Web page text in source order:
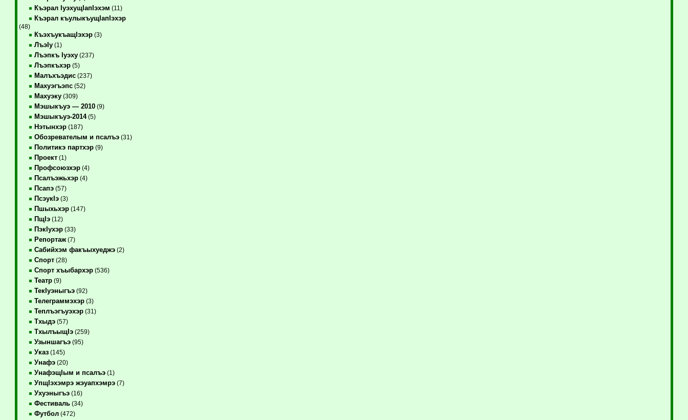
Къэрал IуэхущIапIэхэм (11)
Къэрал къулыкъущIапIэхэр
(48)
КъэхъукъащIэхэр(3)
ЛъэIу(1)
Лъэпкъ Iуэху(237)
Лъэпкъхэр(5)
Малъхъэдис(237)
Махуэгъэпс(52)
Махуэку(309)
Мэшыкъуэ — 2010(9)
Мэшыкъуэ-2014(5)
Нэтынхэр(187)
Обозревателым и псалъэ(31)
Политикэ партхэр(9)
Проект(1)
Профсоюзхэр(4)
Псалъэжьхэр(4)
Псапэ(57)
ПсэукIэ(3)
Пшыхьхэр(147)
ПщIэ(12)
ПэкIухэр(33)
Репортаж(7)
Сабийхэм факъыхуеджэ(2)
Спорт(28)
Спорт хъыбархэр(536)
Театр(9)
ТекIуэныгъэ(92)
Телеграммэхэр(3)
Теплъэгъуэхэр(31)
Тхыдэ(57)
ТхылъыщIэ(259)
Узыншагъэ(95)
Указ(145)
Унафэ(20)
УнафэщIым и псалъэ(1)
УпщIэхэмрэ жэуапхэмрэ(7)
Ухуэныгъэ(16)
Фестиваль(34)
Футбол(472)